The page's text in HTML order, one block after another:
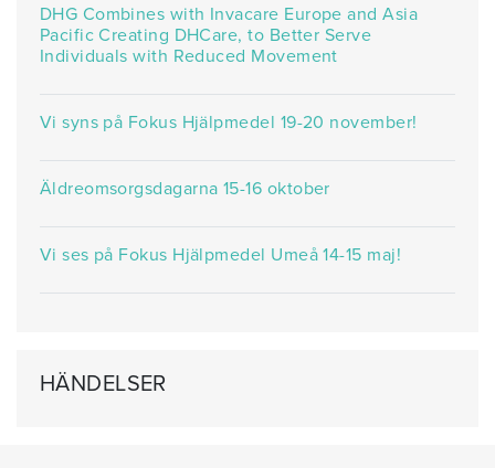
DHG Combines with Invacare Europe and Asia
Pacific Creating DHCare, to Better Serve
Individuals with Reduced Movement
Vi syns på Fokus Hjälpmedel 19-20 november!
Äldreomsorgsdagarna 15-16 oktober
Vi ses på Fokus Hjälpmedel Umeå 14-15 maj!
HÄNDELSER